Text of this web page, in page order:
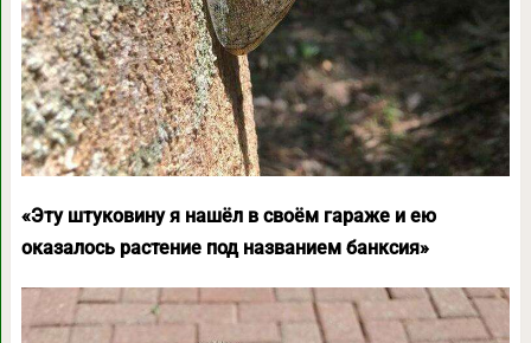
«Эту штуковину я нашёл в своём гараже и ею
оказалось растение под названием банксия»